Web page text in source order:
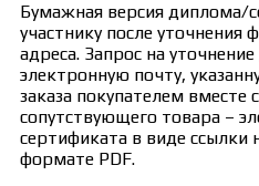
Бумажная версия диплома/
участнику после уточнения
адреса. Запрос на
электронную почту,
заказа покупателем вместе
сопутствующего товара –
сертификата в виде ссылки
формате PDF.